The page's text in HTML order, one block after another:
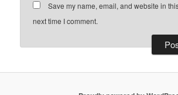
Save my name, email, and website in
next time I comment.